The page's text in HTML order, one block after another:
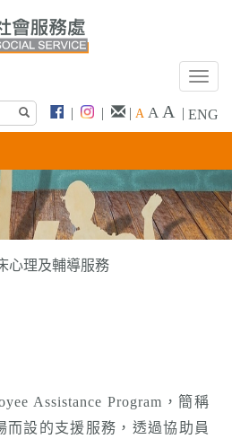
T
g
n
a
v
| | | A A A | ENG
心理及輔導服務
Assistance Program，簡稱
而設的支援服務，透過協助員